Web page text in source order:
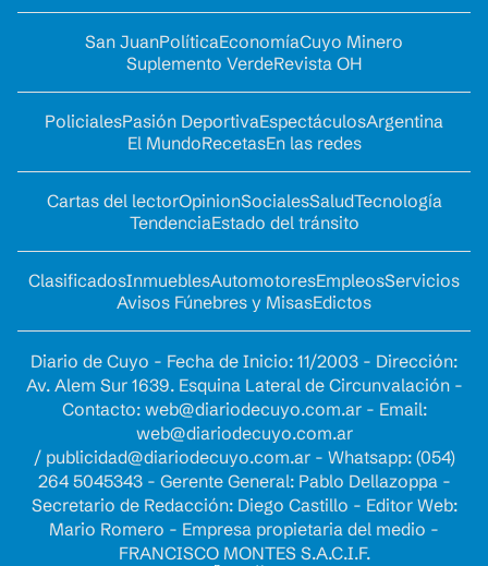
San JuanPolíticaEconomíaCuyo Minero
Suplemento VerdeRevista OH
PolicialesPasión DeportivaEspectáculosArgentina
El MundoRecetasEn las redes
Cartas del lectorOpinionSocialesSaludTecnología
TendenciaEstado del tránsito
ClasificadosInmueblesAutomotoresEmpleosServicios
Avisos Fúnebres y MisasEdictos
Diario de Cuyo - Fecha de Inicio: 11/2003 - Dirección:
Av. Alem Sur 1639. Esquina Lateral de Circunvalación -
Contacto: web@diariodecuyo.com.ar- Email:
web@diariodecuyo.com.ar
/ publicidad@diariodecuyo.com.ar- Whatsapp: (054)
264 5045343 - Gerente General: Pablo Dellazoppa -
Secretario de Redacción: Diego Castillo - Editor Web:
Mario Romero - Empresa propietaria del medio -
FRANCISCO MONTES S.A.C.I.F.